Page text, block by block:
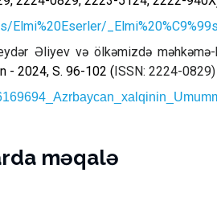
Əliyev və ölkəmizdə
- 2024, S. 96-102 (ISSN: 2224-0829)
məqalə